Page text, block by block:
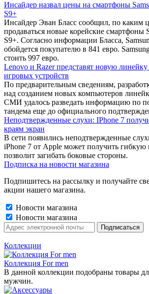
Инсайдер назвал цены на смартфоны
S9+
Инсайдер Эван Бласс сообщил, по каким
продаваться новые корейские смартфоны
S9+. Согласно информации Бласса,
обойдется покупателю в 841 евро.
стоить 997 евро.
Lenovo и Razer представят новую
игровых устройств
По предварительным сведениям,
над созданием новых компьютеров
СМИ удалось разведать информацию по
тандема еще до официального
Неподтвержденные слухи: IPhone 7
краям экран
В сети появились неподтвержденные
iPhone 7 от Apple может получить гибкую
позволит загибать боковые стороны.
Подписка на новости магазина
Подпишитесь на рассылку и получайте
акции нашего магазина.
Новости магазина
Новости магазина
Коллекции
Коллекция For men
В данной коллекции подобраны товары
мужчин.